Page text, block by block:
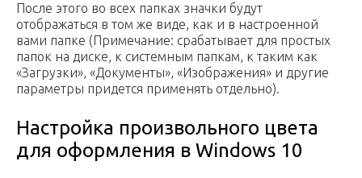
После этого во всех папках значки будут
отображаться в том же виде, как и в настроенной
вами папке (Примечание: срабатывает для простых
папок на диске, к системным папкам, к таким как
«Загрузки», «Документы», «Изображения» и другие
параметры придется применять отдельно).
Настройка произвольного цвета
для оформления в Windows 10